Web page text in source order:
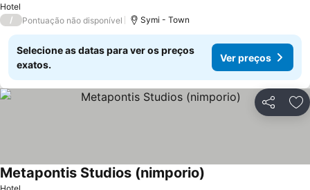
Hotel
/ Pontuação não disponível Symi - Town
Selecione as datas para ver os preços
exatos.
Ver preços
Partilhar
Hotel
Metapontis Studios (nimporio)